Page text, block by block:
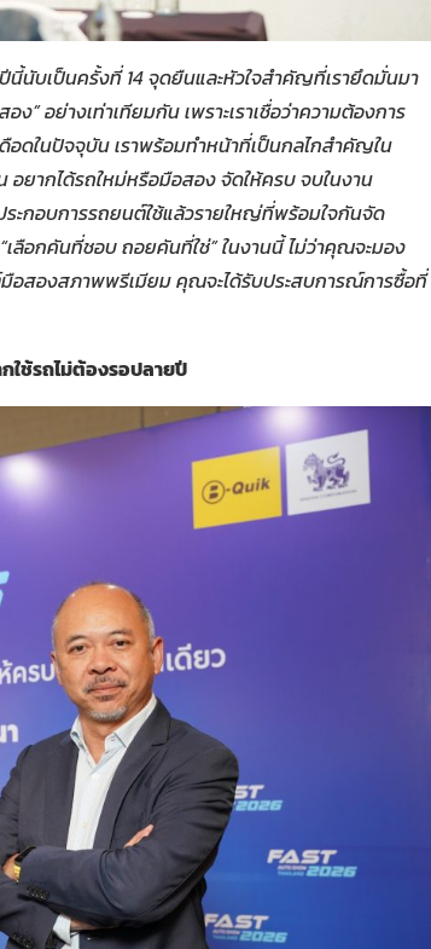
นี้นับเป็นครั้งที่14จุดยืนและหัวใจสำคัญที่เรายึดมั่นมา
อย่างเท่าเทียมกัน เพราะเราเชื่อว่าความต้องการ
อดในปัจจุบัน เราพร้อมทำหน้าที่เป็นกลไกสำคัญใน
อยากได้รถใหม่หรือมือสอง จัดให้ครบ จบในงาน
ะกอบการรถยนต์ใช้แล้วรายใหญ่ที่พร้อมใจกันจัด
“เลือกคันที่ชอบ ถอยคันที่ใช่” ในงานนี้ ไม่ว่าคุณจะมอง
สองสภาพพรีเมียม คุณจะได้รับประสบการณ์การซื้อที่
ช้รถไม่ต้องรอปลายปี